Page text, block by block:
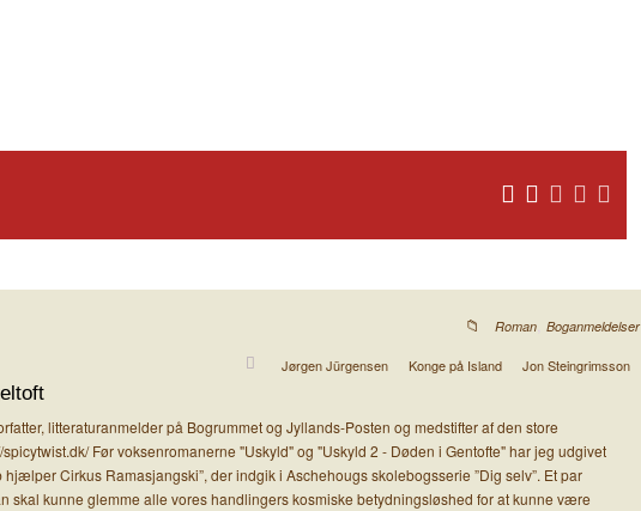
Roman Boganmeldelser
Jørgen Jürgensen Konge på Island Jon Steingrimsson
litteraturanmelder på Bogrummet og Jyllands-Posten og medstifter af den store
Før voksenromanerne "Uskyld" og "Uskyld 2 - Døden i Gentofte" har jeg udgivet
hjælper Cirkus Ramasjangski”, der indgik i Aschehougs skolebogsserie ”Dig selv”. Et par
skal kunne glemme alle vores handlingers kosmiske betydningsløshed for at kunne være